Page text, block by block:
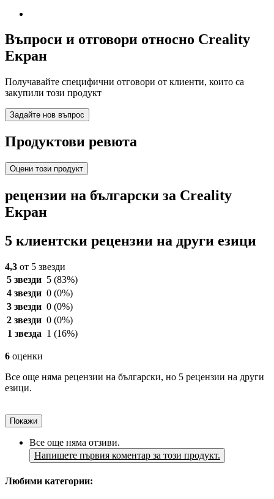
Въпроси и отговори относно Creality
Екран
Получавайте специфични отговори от клиенти, които са
закупили този продукт
Задайте нов въпрос
Продуктови ревюта
Оцени този продукт
рецензии на български за Creality
Екран
5 клиентски рецензии на други езици
4,3 от 5 звезди
5 звезди 5 (83%)
4 звезди 0 (0%)
3 звезди 0 (0%)
2 звезди 0 (0%)
1 звезда 1 (16%)
6 оценки
Все още няма рецензии на български, но 5 рецензии на други
езици.
Покажи
Все още няма отзиви.
Напишете първия коментар за този продукт.
Любими категории: